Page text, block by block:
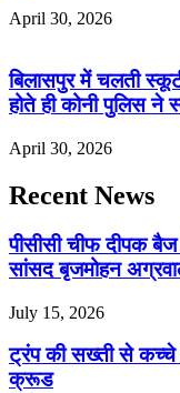
April 30, 2026
बिलासपुर में चलती
होते ही कोनी पुलिस
April 30, 2026
Recent News
पीसीसी चीफ दीपक
सांसद बृजमोहन
July 15, 2026
ट्रंप की सख्ती से
क्रूड